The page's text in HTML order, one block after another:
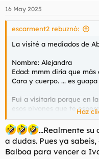
e
s
16 May 2025
escarment2 rebuznó:
La visité a mediados de
Nombre: Alejandra
Edad: mmm diría que más
Cara y cuerpo. ... es
Fui a visitarla porque en
esos pivones que te
con lencería, paso le
un francés que te
tragandosela entera. en el
hubo francés natural
Trabaja bien pero esos
Haz
...Realmente
a dudas. Pues ya
Balboa para vencer a